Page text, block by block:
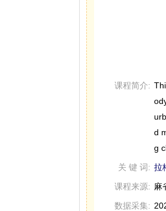
课程简介:
d
g
关 键 词: 拉
课程来源: 麻
数据采集: